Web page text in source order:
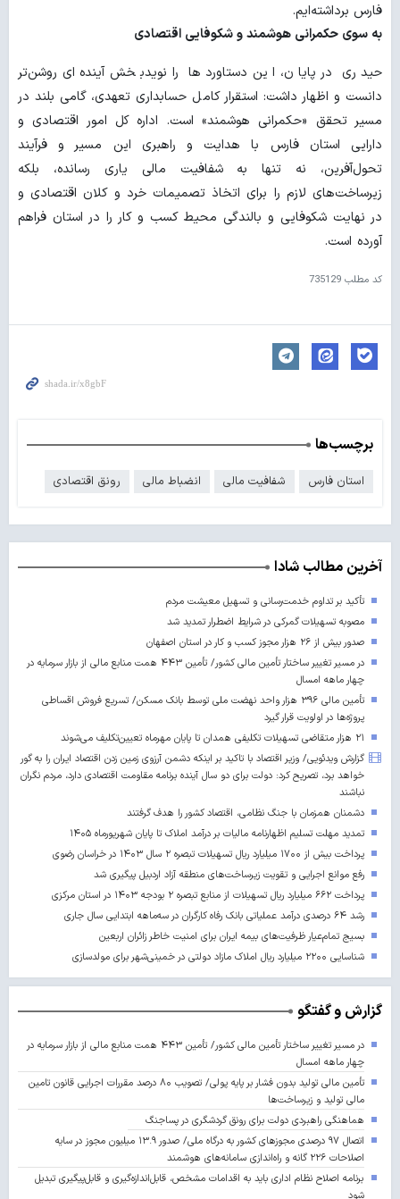
فارس برداشته‌ایم.
به سوی حکمرانی هوشمند و شکوفایی اقتصادی
حیدری در پایان، این دستاوردها را نویدبخش آینده‌ای روشن‌تر
دانست و اظهار داشت: استقرار کامل حسابداری تعهدی، گامی بلند در
مسیر تحقق «حکمرانی هوشمند» است. اداره کل امور اقتصادی و
دارایی استان فارس با هدایت و راهبری این مسیر و فرآیند
تحول‌آفرین، نه تنها به شفافیت مالی یاری رسانده، بلکه
زیرساخت‌های لازم را برای اتخاذ تصمیمات خرد و کلان اقتصادی و
در نهایت شکوفایی و بالندگی محیط کسب‌ و کار را در استان فراهم
آورده است.
کد مطلب 735129
برچسب‌ها
استان فارس شفافیت مالی انضباط مالی رونق اقتصادی
آخرین مطالب شادا
تأکید بر تداوم خدمت‌رسانی و تسهیل معیشت مردم
مصوبه تسهیلات گمرکی در شرایط اضطرار تمدید شد
صدور بیش از ۲۶ هزار مجوز کسب‌ و کار در استان اصفهان
در مسیر تغییر ساختار تأمین مالی کشور/ تأمین ۴۴۳ همت منابع مالی از بازار سرمایه در
چهار ماهه امسال
تأمین مالی ۳۹۶ هزار واحد نهضت ملی توسط بانک مسکن/ تسریع فروش اقساطی
پروژه‌ها در اولویت قرار گیرد
۲۱ هزار متقاضی تسهیلات تکلیفی همدان تا پایان مهرماه تعیین‌تکلیف می‌شوند
گزارش ویدئویی/ وزیر اقتصاد با تاکید بر اینکه دشمن آرزوی زمین زدن اقتصاد ایران را به گور
خواهد برد، تصریح کرد: دولت برای دو سال آینده برنامه مقاومت اقتصادی دارد، مردم نگران
نباشند
دشمنان همزمان با جنگ نظامی، اقتصاد کشور را هدف گرفتند
تمدید مهلت تسلیم اظهارنامه مالیات بر درآمد املاک تا پایان شهریورماه ۱۴۰۵
پرداخت بیش از ۱۷۰۰ میلیارد ریال تسهیلات تبصره ۲ سال ۱۴۰۳ در خراسان رضوی
رفع موانع اجرایی و تقویت زیرساخت‌های منطقه آزاد اردبیل پیگیری شد
پرداخت ۶۶۲ میلیارد ریال تسهیلات از منابع تبصره ۲ بودجه ۱۴۰۳ در استان مرکزی
رشد ۶۴ درصدی درآمد عملیاتی بانک رفاه کارگران در سه‌ماهه ابتدایی سال جاری
بسیج تمام‌عیار ظرفیت‌های بیمه ایران برای امنیت خاطر زائران اربعین
شناسایی ۲۲۰۰ میلیارد ریال املاک مازاد دولتی در خمینی‌شهر برای مولدسازی
گزارش و گفتگو
در مسیر تغییر ساختار تأمین مالی کشور/ تأمین ۴۴۳ همت منابع مالی از بازار سرمایه در
چهار ماهه امسال
تأمین مالی تولید بدون فشار بر پایه پولی/ تصویب ۸۰ درصد مقررات اجرایی قانون تامین
مالی تولید و زیرساخت‌ها
هماهنگی راهبردی دولت برای رونق گردشگری در پساجنگ
اتصال ۹۷ درصدی مجوزهای کشور به درگاه ملی/ صدور ۱۳.۹ میلیون مجوز در سایه
اصلاحات ۲۲۶ گانه و راه‌اندازی سامانه‌های هوشمند
برنامه اصلاح نظام اداری باید به اقدامات مشخص، قابل‌اندازه‌گیری و قابل‌پیگیری تبدیل
شود